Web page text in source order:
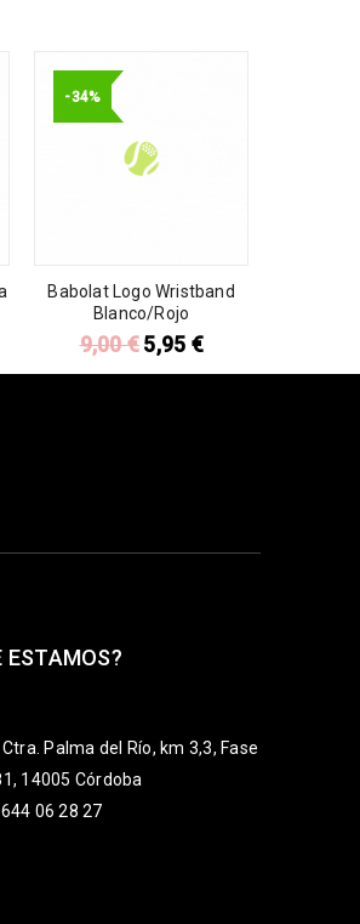
-34%
Babolat Logo Wristband
Blanco/Rojo
9,00€5,95 €
ESTAMOS?
Palma del Río, km 3,3, Fase
14005 Córdoba
06 28 27